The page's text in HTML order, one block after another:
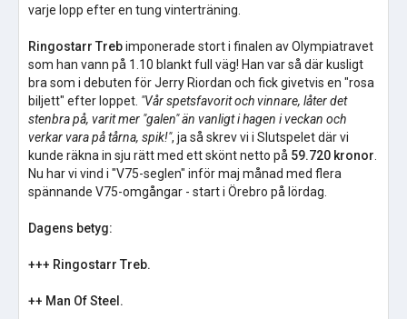
varje lopp efter en tung vinterträning.
Ringostarr Trebimponerade stort i finalen av Olympiatravet
som han vann på 1.10 blankt full väg! Han var så där kusligt
bra som i debuten för Jerry Riordan och fick givetvis en "rosa
biljett" efter loppet. "Vår spetsfavorit och vinnare, låter det
stenbra på, varit mer "galen" än vanligt i hagen i veckan och
verkar vara på tårna, spik!", ja så skrev vi i Slutspelet där vi
kunde räkna in sju rätt med ett skönt netto på 59.720 kronor
Nu har vi vind i "V75-seglen" inför maj månad med flera
spännande V75-omgångar - start i Örebro på lördag.
Dagens betyg:
+++ Ringostarr Treb.
++ Man Of Steel.